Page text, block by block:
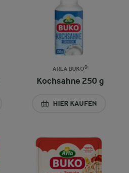
ARLA BUKO®
Kochsahne 250 g
HIER KAUFEN